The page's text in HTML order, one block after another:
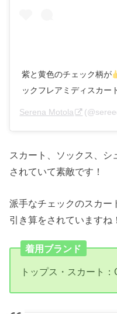
紫と黄色のチェック柄が
ックフレアミディスカー
Serena Motola
スカート、ソックス、シ
されていて素敵です！
派手なチェックのスカー
引き算をされていますね！
着用ブランド
トップス・スカート：